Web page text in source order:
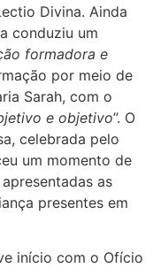
Divina. Ainda
conduziu um
formadora e
por meio de
Sarah, com o
e objetivo”. O
celebrada pelo
um momento de
as
presentes em
início com o Ofício